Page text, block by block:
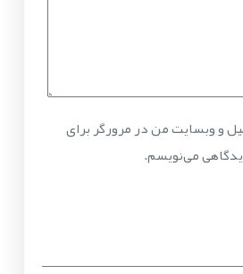
و وبسایت من در مرورگر برای
می‌نویسم.